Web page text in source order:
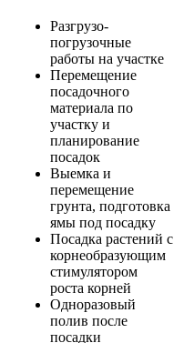
Разгрузо-
погрузочные
работы на участке
Перемещение
посадочного
материала по
участку и
планирование
посадок
Выемка и
перемещение
грунта, подготовка
ямы под посадку
Посадка растений с
корнеобразующим
стимулятором
роста корней
Одноразовый
полив после
посадки